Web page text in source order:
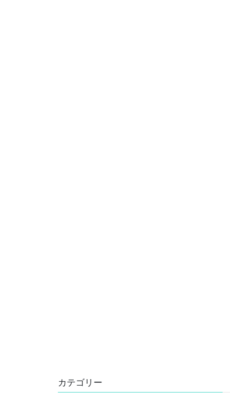
カテゴリー